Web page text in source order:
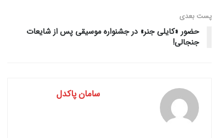
پست‌ بعدی
حضور «کایلی جنر» در جشنواره موسیقی پس از شایعات
جنجالی!
سامان پاکدل